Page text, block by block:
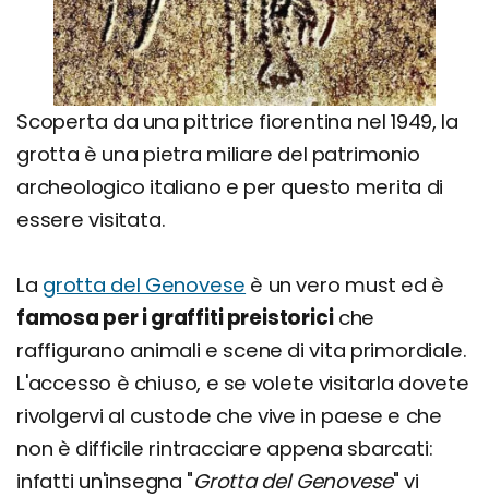
Scoperta da una pittrice fiorentina nel 1949, la
grotta è una pietra miliare del patrimonio
archeologico italiano e per questo merita di
essere visitata.
La grotta del Genovese è un vero must ed è
famosa per i graffiti preistoriciche
raffigurano animali e scene di vita primordiale.
L'accesso è chiuso, e se volete visitarla dovete
rivolgervi al custode che vive in paese e che
non è difficile rintracciare appena sbarcati:
infatti un'insegna "Grotta del Genovese" vi